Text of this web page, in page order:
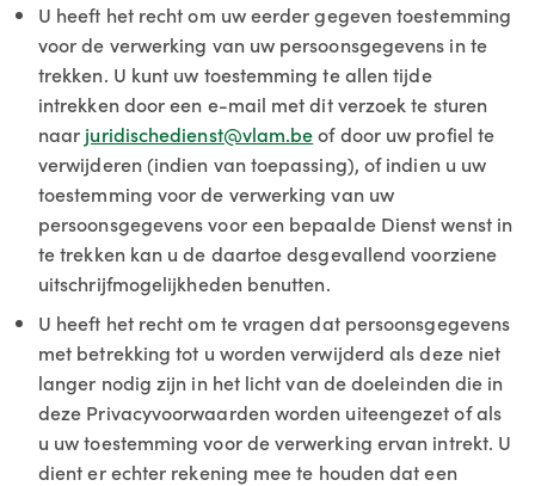
U heeft het recht om uw eerder gegeven toestemming
voor de verwerking van uw persoonsgegevens in te
trekken. U kunt uw toestemming te allen tijde
intrekken door een e-mail met dit verzoek te sturen
naar juridischedienst@vlam.beof door uw profiel te
verwijderen (indien van toepassing), of indien u uw
toestemming voor de verwerking van uw
persoonsgegevens voor een bepaalde Dienst wenst in
te trekken kan u de daartoe desgevallend voorziene
uitschrijfmogelijkheden benutten.
U heeft het recht om te vragen dat persoonsgegevens
met betrekking tot u worden verwijderd als deze niet
langer nodig zijn in het licht van de doeleinden die in
deze Privacyvoorwaarden worden uiteengezet of als
u uw toestemming voor de verwerking ervan intrekt. U
dient er echter rekening mee te houden dat een